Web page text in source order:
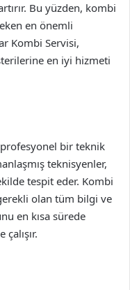
Bu yüzden, kombi
en önemli
Kombi Servisi,
en iyi hizmeti
bir teknik
teknisyenler,
tespit eder. Kombi
olan tüm bilgi ve
en kısa sürede